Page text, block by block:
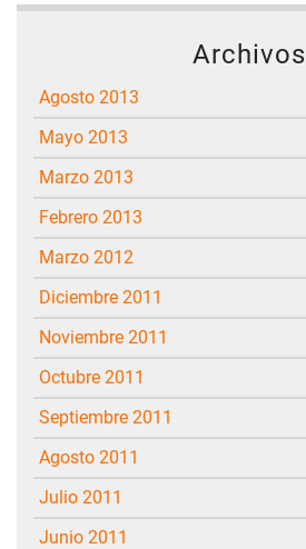
Archivos
agosto 2013
mayo 2013
marzo 2013
febrero 2013
marzo 2012
diciembre 2011
noviembre 2011
octubre 2011
septiembre 2011
agosto 2011
julio 2011
junio 2011